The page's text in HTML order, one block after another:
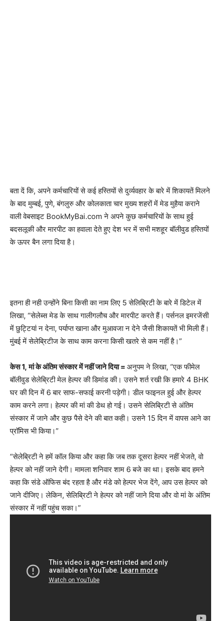
बता दें कि, अपने कर्मचारियों से कई हस्तियों से दुर्व्यवहार के बारे में शिकायतें मिलने
के बाद मुम्बई, पुणे, बंगलुरु और कोलकाता चार मुख्य शहरों में मेड मुहैया कराने
वाली वेबसाइट BookMyBai.com ने अपने कुछ कर्मचारियों के साथ हुई
बदसलूकी और मारपीट का हवाला देते हुए देश भर में सभी मशहूर बॉलीवुड हस्तियों
के ऊपर बैन लगा दिया है।
इतना ही नही उन्होंने बिना किसी का नाम लिए 5 सेलिब्रिटी के बारे में डिटेल में
लिखा, “सेलेब्स मेड के साथ गालीगलौच और मारपीट करते हैं। पर्सनल इमरजेंसी
में छुट्टियां न देना, पर्याप्त खाना और मुआवजा न देने जैसी शिकायतें भी मिली हैं।
मुंबई में सेलेब्रिटीज के साथ काम करना किसी खतरे से कम नहीं है।”
केस 1,मां के अंतिम संस्कार में नहीं जाने दिया = अनुपम ने लिखा, “एक फीमेल
बॉलीवुड सेलेब्रिटी मेल हेल्पर की डिमांड की। उसने शर्त रखी कि हमारे 4 BHK
घर की दिन में 6 बार साफ-सफाई करनी पड़ेगी। डील फाइनल हुई और हेल्पर
काम करने लगा। हेल्पर की मां की डेथ हो गई। उसने सेलिब्रिटी से अंतिम
संस्कार में जाने और कुछ पैसे देने की बात कही। उसने 15 दिन में वापस आने का
प्रॉमिस भी किया।”
“सेलेब्रिटी ने हमें कॉल किया और कहा कि जब तक दूसरा हेल्पर नहीं भेजते, वो
हेल्पर को नहीं जाने देगी। मामला शनिवार शाम 6 बजे का था। इसके बाद हमने
कहा कि संडे ऑफिस बंद रहता है और मंडे को हेल्पर भेज देंगे, आप उस हेल्पर को
जाने दीजिए। लेकिन, सेलिब्रिटी ने हेल्पर को नहीं जाने दिया और वो मां के अंतिम
संस्कार में नहीं पहुंच सका।”